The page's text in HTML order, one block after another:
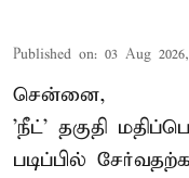
Published on: 03 Aug
சென்னை,
'நீட்' தகுதி
படிப்பில்